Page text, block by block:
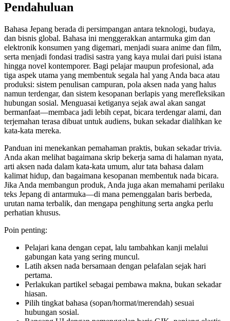
Pendahuluan
Bahasa Jepang berada di persimpangan antara teknologi, budaya,
dan bisnis global. Bahasa ini menggerakkan antarmuka gim dan
elektronik konsumen yang digemari, menjadi suara anime dan film,
serta menjadi fondasi tradisi sastra yang kaya mulai dari puisi istana
hingga novel kontemporer. Bagi pelajar maupun profesional, ada
tiga aspek utama yang membentuk segala hal yang Anda baca atau
produksi: sistem penulisan campuran, pola aksen nada yang halus
namun terdengar, dan sistem kesopanan berlapis yang merefleksikan
hubungan sosial. Menguasai ketiganya sejak awal akan sangat
bermanfaat—membaca jadi lebih cepat, bicara terdengar alami, dan
terjemahan terasa dibuat untuk audiens, bukan sekadar dialihkan ke
kata-kata mereka.
Panduan ini menekankan pemahaman praktis, bukan sekadar trivia.
Anda akan melihat bagaimana skrip bekerja sama di halaman nyata,
arti aksen nada dalam kata-kata umum, alur tata bahasa dalam
kalimat hidup, dan bagaimana kesopanan membentuk nada bicara.
Jika Anda membangun produk, Anda juga akan memahami perilaku
teks Jepang di antarmuka—di mana pemenggalan baris berbeda,
urutan nama terbalik, dan mengapa penghitung serta angka perlu
perhatian khusus.
Poin penting:
Pelajari kana dengan cepat, lalu tambahkan kanji melalui
gabungan kata yang sering muncul.
Latih aksen nada bersamaan dengan pelafalan sejak hari
pertama.
Perlakukan partikel sebagai pembawa makna, bukan sekadar
hiasan.
Pilih tingkat bahasa (sopan/hormat/merendah) sesuai
hubungan sosial.